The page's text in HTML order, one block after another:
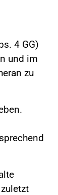
4 GG)
und im
zu